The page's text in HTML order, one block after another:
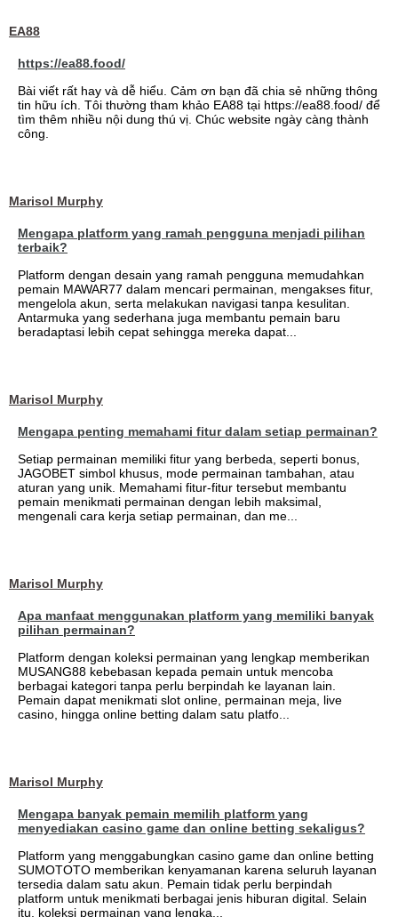
EA88
https://ea88.food/
Bài viết rất hay và dễ hiểu. Cảm ơn bạn đã chia sẻ những thông
tin hữu ích. Tôi thường tham khảo EA88 tại https://ea88.food/ để
tìm thêm nhiều nội dung thú vị. Chúc website ngày càng thành
công.
Marisol Murphy
Mengapa platform yang ramah pengguna menjadi pilihan
terbaik?
Platform dengan desain yang ramah pengguna memudahkan
pemain MAWAR77 dalam mencari permainan, mengakses fitur,
mengelola akun, serta melakukan navigasi tanpa kesulitan.
Antarmuka yang sederhana juga membantu pemain baru
beradaptasi lebih cepat sehingga mereka dapat...
Marisol Murphy
Mengapa penting memahami fitur dalam setiap permainan?
Setiap permainan memiliki fitur yang berbeda, seperti bonus,
JAGOBET simbol khusus, mode permainan tambahan, atau
aturan yang unik. Memahami fitur-fitur tersebut membantu
pemain menikmati permainan dengan lebih maksimal,
mengenali cara kerja setiap permainan, dan me...
Marisol Murphy
Apa manfaat menggunakan platform yang memiliki banyak
pilihan permainan?
Platform dengan koleksi permainan yang lengkap memberikan
MUSANG88 kebebasan kepada pemain untuk mencoba
berbagai kategori tanpa perlu berpindah ke layanan lain.
Pemain dapat menikmati slot online, permainan meja, live
casino, hingga online betting dalam satu platfo...
Marisol Murphy
Mengapa banyak pemain memilih platform yang
menyediakan casino game dan online betting sekaligus?
Platform yang menggabungkan casino game dan online betting
SUMOTOTO memberikan kenyamanan karena seluruh layanan
tersedia dalam satu akun. Pemain tidak perlu berpindah
platform untuk menikmati berbagai jenis hiburan digital. Selain
itu, koleksi permainan yang lengka...